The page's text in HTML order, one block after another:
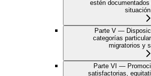
estén
Parte V —
categorías
migratorios y
Parte VI —
satisfactorias,